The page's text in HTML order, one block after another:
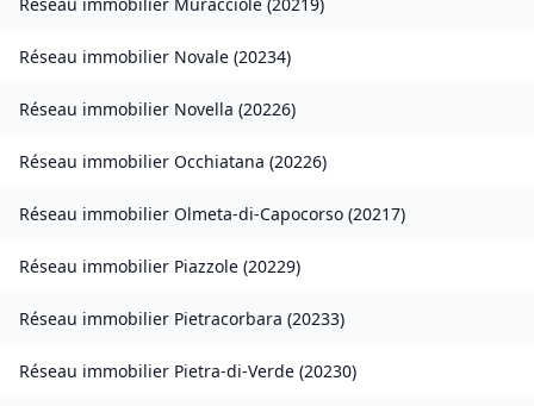
Réseau immobilier Muracciole (20219)
Réseau immobilier Novale (20234)
Réseau immobilier Novella (20226)
Réseau immobilier Occhiatana (20226)
Réseau immobilier Olmeta-di-Capocorso (20217)
Réseau immobilier Piazzole (20229)
Réseau immobilier Pietracorbara (20233)
Réseau immobilier Pietra-di-Verde (20230)